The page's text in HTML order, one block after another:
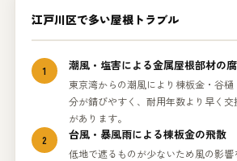
江戸川区で多い屋根トラブル
1 潮風・塩害による金属屋根部材の
東京湾からの潮風により棟板金・谷
分が錆びやすく、耐用年数より早く
があります。
2
台風・暴風雨による棟板金の飛散
低地で遮るものが少ないため風の影